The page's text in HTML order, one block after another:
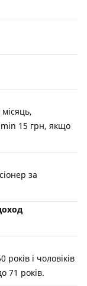
15 грн, якщо
за
і чоловіків
71 років.